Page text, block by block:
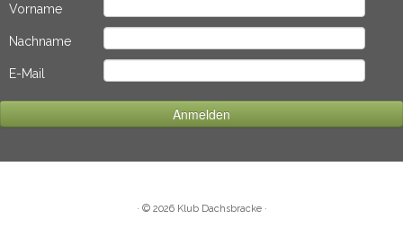
Vorname
Nachname
E-Mail
· © 2026 Klub Dachsbracke·